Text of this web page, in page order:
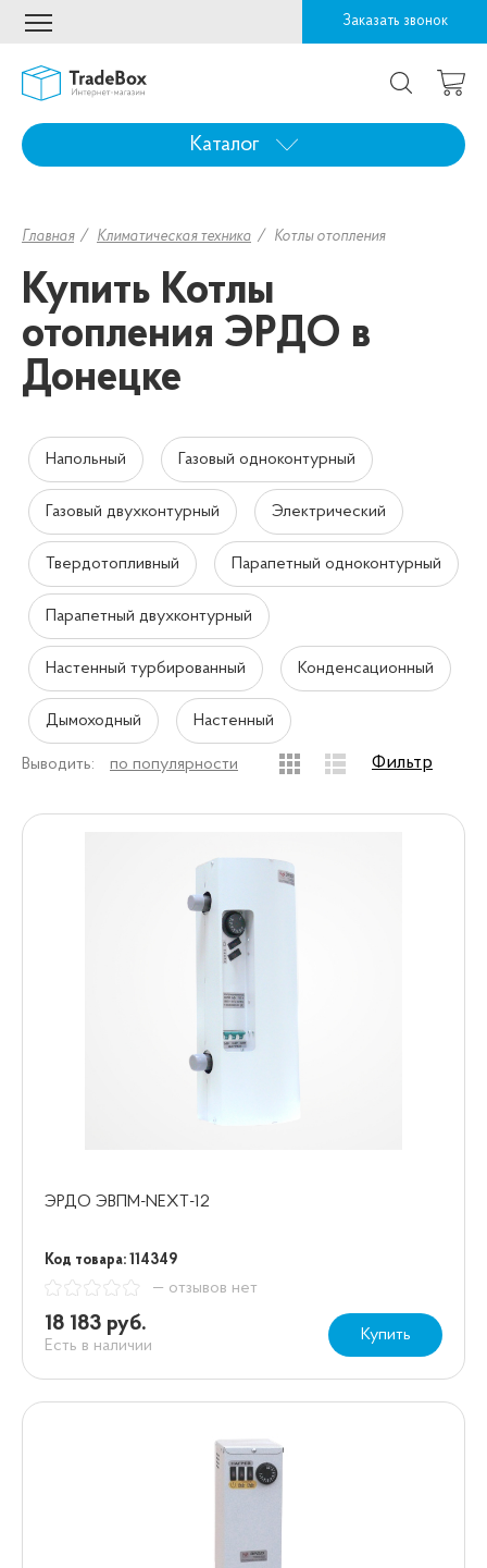
Заказать звонок
Каталог
Главная Климатическая техника Котлы отопления
Купить Котлы
отопления ЭРДО в
Донецке
Напольный Газовый одноконтурный
Газовый двухконтурный Электрический
Твердотопливный Парапетный одноконтурный
Парапетный двухконтурный
Настенный турбированный Конденсационный
Дымоходный Настенный
Выводить: по популярности Фильтр
ЭРДО ЭВПМ-NEXT-12
Код товара: 114349
— отзывов нет
18 183 руб.
Есть в наличии
Купить